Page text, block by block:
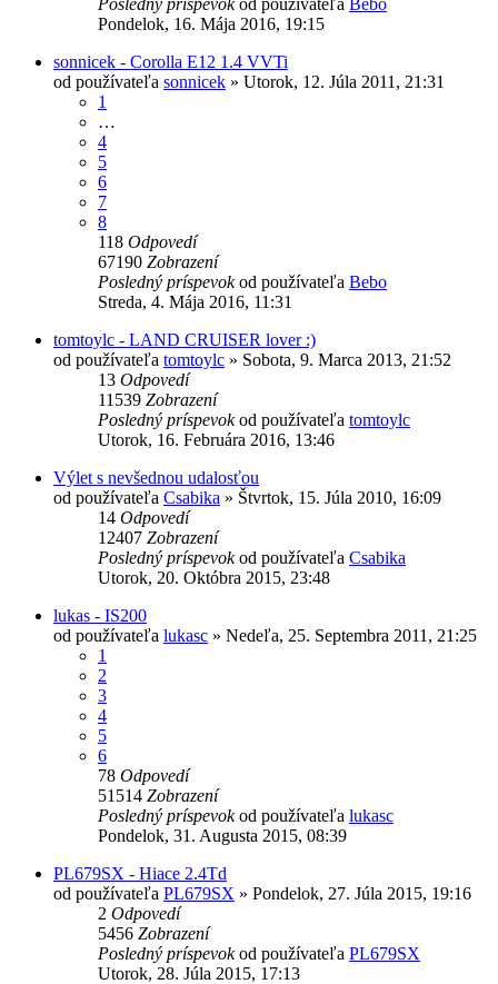
Pondelok, 16. Mája 2016, 19:15
sonnicek - Corolla E12 1.4 VVTi
od používateľa sonnicek » Utorok, 12. Júla 2011, 21:31
1
…
4
5
6
7
8
118 Odpovedí
67190 Zobrazení
Posledný príspevokod používateľa Bebo
Streda, 4. Mája 2016, 11:31
tomtoylc - LAND CRUISER lover :)
od používateľa tomtoylc » Sobota, 9. Marca 2013, 21:52
13 Odpovedí
11539 Zobrazení
Posledný príspevokod používateľa tomtoylc
Utorok, 16. Februára 2016, 13:46
Výlet s nevšednou udalosťou
od používateľa Csabika » Štvrtok, 15. Júla 2010, 16:09
14 Odpovedí
12407 Zobrazení
Posledný príspevokod používateľa Csabika
Utorok, 20. Októbra 2015, 23:48
lukas - IS200
od používateľa lukasc » Nedeľa, 25. Septembra 2011, 21:25
1
2
3
4
5
6
78 Odpovedí
51514 Zobrazení
Posledný príspevokod používateľa lukasc
Pondelok, 31. Augusta 2015, 08:39
PL679SX - Hiace 2.4Td
od používateľa PL679SX » Pondelok, 27. Júla 2015, 19:16
2 Odpovedí
5456 Zobrazení
Posledný príspevokod používateľa PL679SX
Utorok, 28. Júla 2015, 17:13